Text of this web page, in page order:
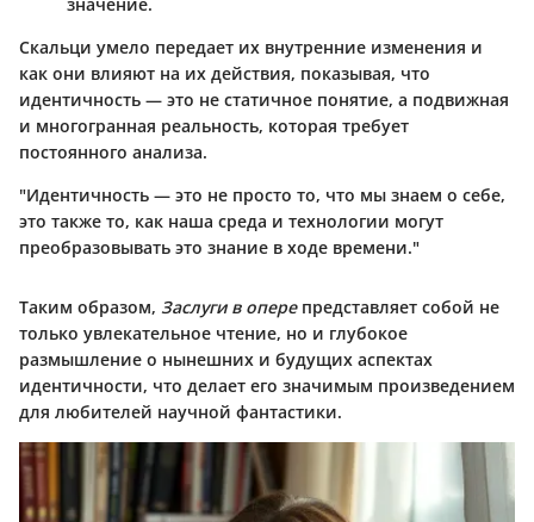
Скальци умело передает их внутренние изменения и
как они влияют на их действия, показывая, что
идентичность — это не статичное понятие, а подвижная
и многогранная реальность, которая требует
постоянного анализа.
"Идентичность — это не просто то, что мы знаем о себе,
это также то, как наша среда и технологии могут
преобразовывать это знание в ходе времени."
Таким образом, Заслуги в оперепредставляет собой не
только увлекательное чтение, но и глубокое
размышление о нынешних и будущих аспектах
идентичности, что делает его значимым произведением
для любителей научной фантастики.